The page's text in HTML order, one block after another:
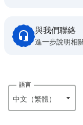
與我們聯絡
進一步說明相
語言
中文（繁體）‎